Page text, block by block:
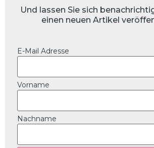
Und lassen Sie sich
einen neuen Artikel
E-Mail Adresse
Vorname
Nachname